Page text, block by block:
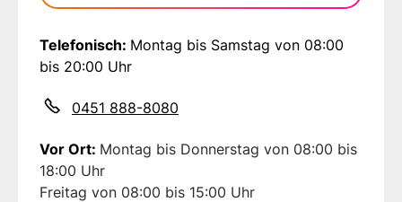
Telefonisch: Montag bis Samstag von 08:00
bis 20:00 Uhr
0451 888-8080
Vor Ort: Montag bis Donnerstag von 08:00 bis
18:00 Uhr
Freitag von 08:00 bis 15:00 Uhr